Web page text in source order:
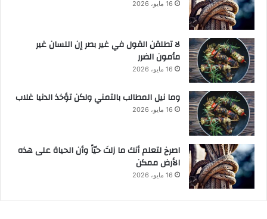
16 مايو، 2026
لا تطلقن القول في غير بصر إن اللسان غير
مأمون الضرر
16 مايو، 2026
وما نيل المطالب بالتمني ولكن تؤخذ الدنيا غلاب
16 مايو، 2026
‫اصرخ لتعلم أنك ما زلتَ حيّاً وأن الحياة على هذه
الأرض ممكن
16 مايو، 2026